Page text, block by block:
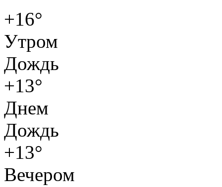
+16°
Утром
Дождь
+13°
Днем
Дождь
+13°
Вечером